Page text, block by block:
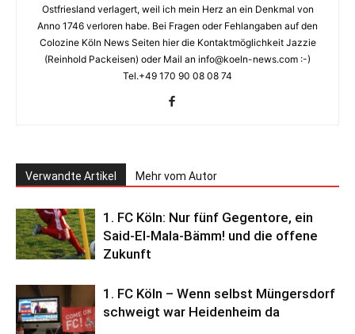
Ostfriesland verlagert, weil ich mein Herz an ein Denkmal von
Anno 1746 verloren habe. Bei Fragen oder Fehlangaben auf den
Colozine Köln News Seiten hier die Kontaktmöglichkeit Jazzie
(Reinhold Packeisen) oder Mail an info@koeln-news.com :-)
Tel.+49 170 90 08 08 74
Verwandte Artikel Mehr vom Autor
1. FC Köln: Nur fünf Gegentore, ein
Said-El-Mala-Bämm! und die offene
Zukunft
1. FC Köln – Wenn selbst Müngersdorf
schweigt war Heidenheim da